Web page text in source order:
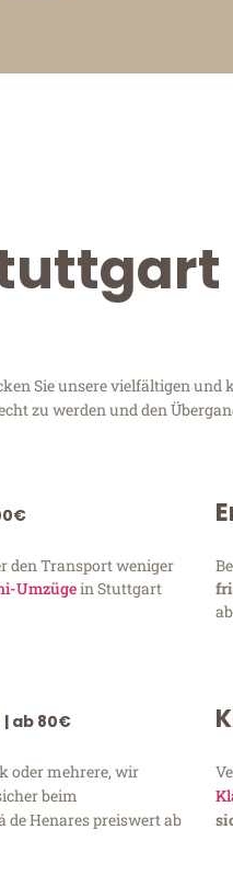
Sie unsere vielfältigen und
zu werden und den
den Transport weniger
Umzügein Stuttgart
| ab 80€
oder mehrere, wir
beim
de Henares preiswert ab